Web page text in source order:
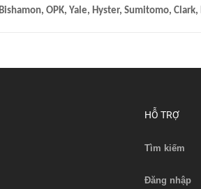
OPK, Yale, Hyster, Sumitomo,
HỖ TRỢ
Tìm kiếm
Đăng nhập